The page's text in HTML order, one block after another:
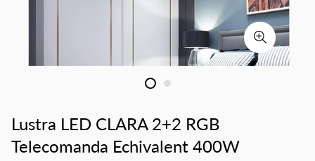
Lustra LED CLARA 2+2 RGB
Telecomanda Echivalent 400W